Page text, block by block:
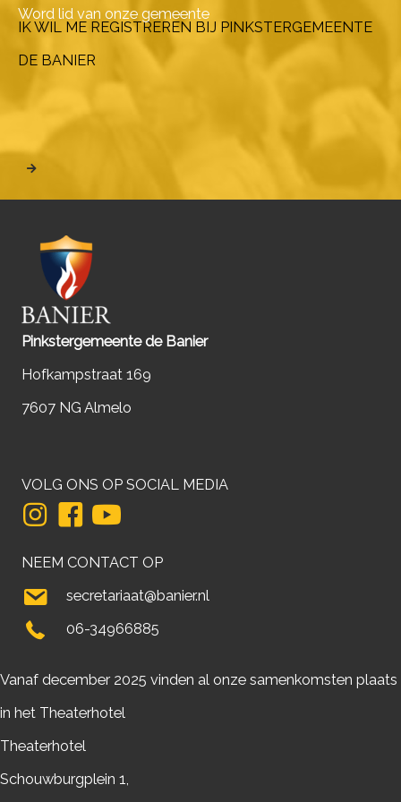
Word lid van onze gemeente
IK WIL ME REGISTREREN BIJ PINKSTERGEMEENTE
DE BANIER
Pinkstergemeente de Banier
Hofkampstraat 169
7607 NG Almelo
VOLG ONS OP SOCIAL MEDIA
NEEM CONTACT OP
secretariaat@banier.nl
06-34966885
Vanaf december 2025 vinden al onze samenkomsten plaats
in het Theaterhotel
Theaterhotel
Schouwburgplein 1,